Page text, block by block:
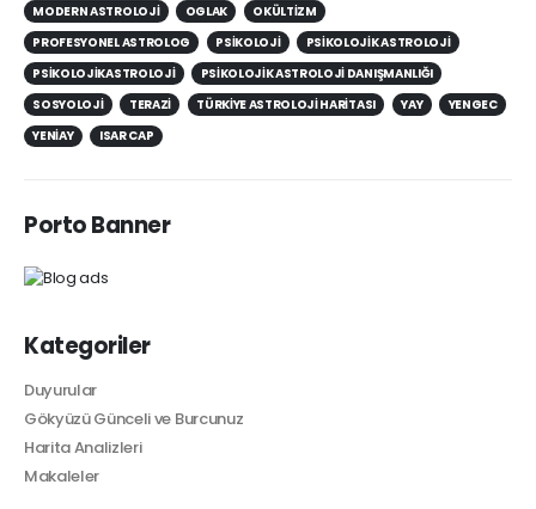
Kategoriler
Duyurular
Gökyüzü Günceli ve Burcunuz
Harita Analizleri
Makaleler
MODERN ASTROLOJI
OGLAK
OKÜLTIZM
PROFESYONEL ASTROLOG
PSIKOLOJI
PSIKOLOJIK ASTROLOJI
PSIKOLOJIKASTROLOJI
PSIKOLOJIK ASTROLOJI DANIŞMANLIĞI
SOSYOLOJI
TERAZI TÜRKIYE ASTROLOJI HARITASI YAY
YENGEC
YENIAY
ISAR CAP
Porto Banner